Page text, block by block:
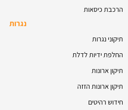
הרכבת כיסאות
נגרות
תיקוני נגרות
החלפת ידיות לדלת
תיקון ארונות
תיקון ארונות הזזה
חידוש רהיטים